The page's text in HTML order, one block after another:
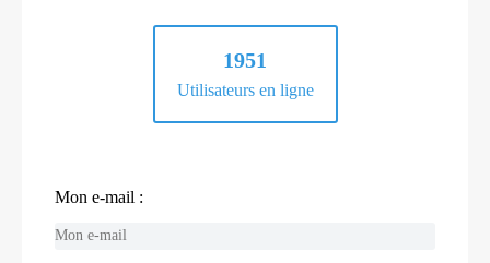
1951
Utilisateurs en ligne
Mon e-mail :